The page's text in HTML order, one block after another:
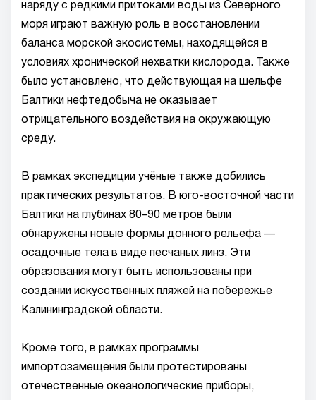
наряду с редкими притоками воды из Северного
моря играют важную роль в восстановлении
баланса морской экосистемы, находящейся в
условиях хронической нехватки кислорода. Также
было установлено, что действующая на шельфе
Балтики нефтедобыча не оказывает
отрицательного воздействия на окружающую
среду.
В рамках экспедиции учёные также добились
практических результатов. В юго-восточной части
Балтики на глубинах 80–90 метров были
обнаружены новые формы донного рельефа —
осадочные тела в виде песчаных линз. Эти
образования могут быть использованы при
создании искусственных пляжей на побережье
Калининградской области.
Кроме того, в рамках программы
импортозамещения были протестированы
отечественные океанологические приборы,